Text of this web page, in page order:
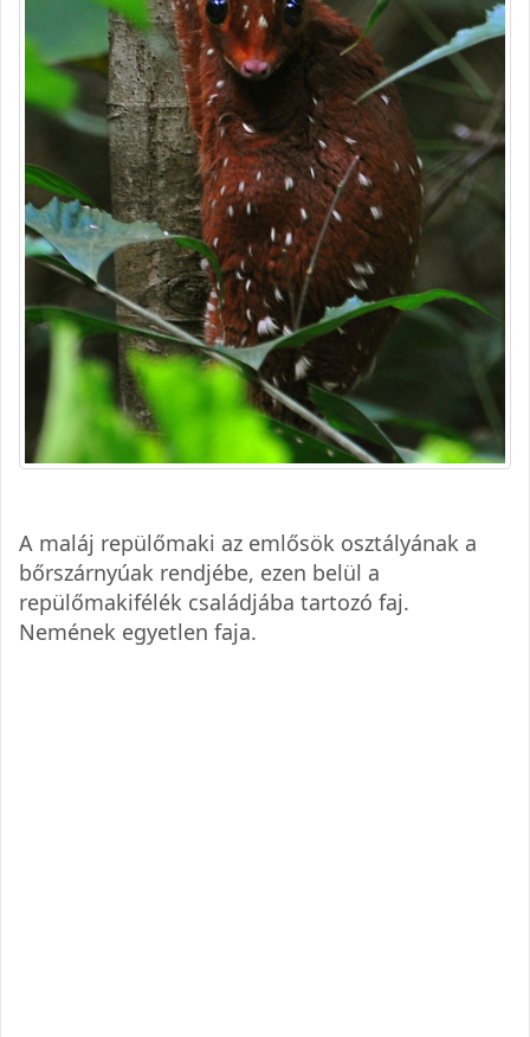
A maláj repülőmaki az emlősök osztályának a
bőrszárnyúak rendjébe, ezen belül a
repülőmakifélék családjába tartozó faj.
Nemének egyetlen faja.